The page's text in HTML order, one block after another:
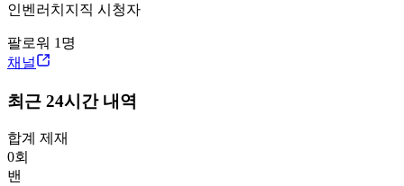
인벤러 치지직 시청자
팔로워 1 명
채널
최근 24시간 내역
합계 제재
0회
밴